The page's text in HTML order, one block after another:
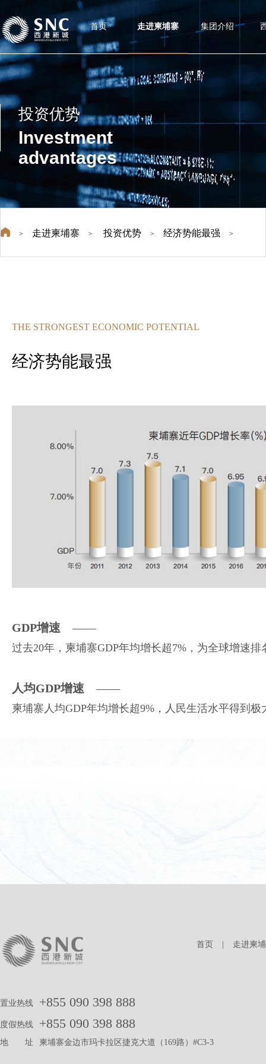
首页 走进柬埔寨 集团介绍
Investment
advantages
投资优势
> 走进柬埔寨 > 投资优势 > 经济势能最强 >
THE STRONGEST ECONOMIC POTENTIAL
经济势能最强
GDP增速 ——
过去20年，柬埔寨GDP年均增长超7%，为全球增速排
人均GDP增速 ——
柬埔寨人均GDP年均增长超9%，人民生活水平得到极
置业热线 +855 090 398 888
度假热线 +855 090 398 888
地 址 柬埔寨金边市玛卡拉区捷克大道（169路）#C3-3
首页 走进柬